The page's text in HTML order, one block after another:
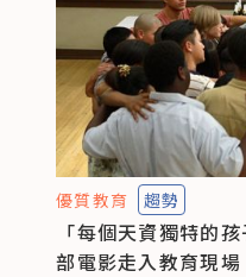
優質教育 趨勢
「每個天資獨特的
部電影走入教育現